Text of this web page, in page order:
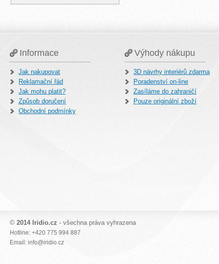
Informace
Jak nakupovat
Reklamační řád
Jak mohu platit?
Způsob doručení
Obchodní podmínky
Výhody nákupu
3D návrhy interiérů zdarma
Poradenství on-line
Zasíláme do zahraničí
Pouze originální zboží
© 2014 Iridio.cz - všechna práva vyhrazena
Hotline: +420 775 994 887
Email: info@iridio.cz